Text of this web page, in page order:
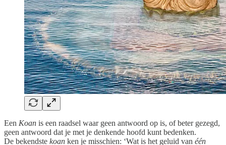
Een Koan is een raadsel waar geen antwoord op is, of beter gezegd,
geen antwoord dat je met je denkende hoofd kunt bedenken.
De bekendste koan ken je misschien: ‘Wat is het geluid van één